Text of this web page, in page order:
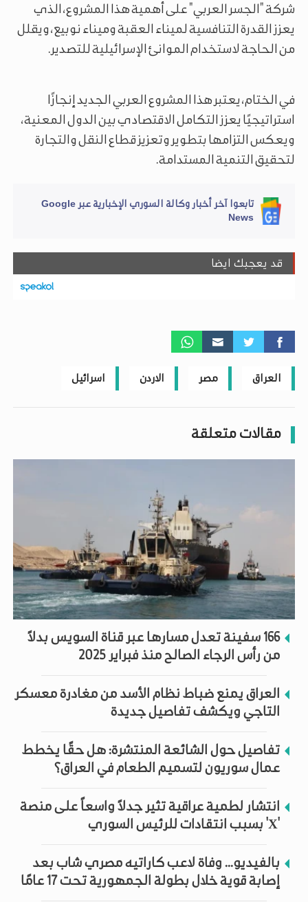
شركة "الجسر العربي" على أهمية هذا المشروع، الذي
يعزز القدرة التنافسية لميناء العقبة وميناء نوبيع، ويقلل
من الحاجة لاستخدام الموانئ الإسرائيلية للتصدير.
في الختام، يعتبر هذا المشروع العربي الجديد إنجازًا
استراتيجيًا يعزز التكامل الاقتصادي بين الدول المعنية،
ويعكس التزامها بتطوير وتعزيز قطاع النقل والتجارة
لتحقيق التنمية المستدامة.
تابعوا آخر أخبار وكالة السوري الإخبارية عبر Google
News
قد يعجبك ايضا
العراق مصر الاردن اسرائيل
مقالات متعلقة
166 سفينة تعدل مسارها عبر قناة السويس بدلاً
من رأس الرجاء الصالح منذ فبراير 2025
العراق يمنع ضباط نظام الأسد من مغادرة معسكر
التاجي ويكشف تفاصيل جديدة
تفاصيل حول الشائعة المنتشرة: هل حقًا يخطط
عمال سوريون لتسميم الطعام في العراق؟
انتشار لطمية عراقية تثير جدلاً واسعاً على منصة
'X' بسبب انتقادات للرئيس السوري
بالفيديو... وفاة لاعب كاراتيه مصري شاب بعد
إصابة قوية خلال بطولة الجمهورية تحت 17 عامًا